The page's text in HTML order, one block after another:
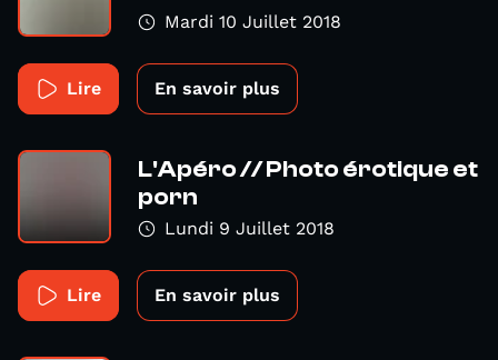
Mardi 10 Juillet 2018
Lire En savoir plus
L'Apéro // Photo érotique et
porn
Lundi 9 Juillet 2018
Lire En savoir plus